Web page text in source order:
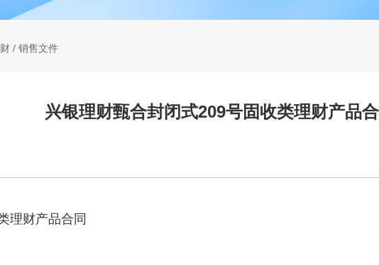
/ 销售文件
兴银理财甄合封闭式209号固收类理财产品
理财产品合同